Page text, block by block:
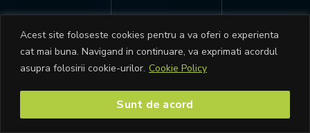
Acest site foloseste cookies pentru a va oferi o experienta
cat mai buna. Navigand in continuare, va exprimati acordul
asupra folosirii cookie-urilor. Cookie Policy
Sunt de acord